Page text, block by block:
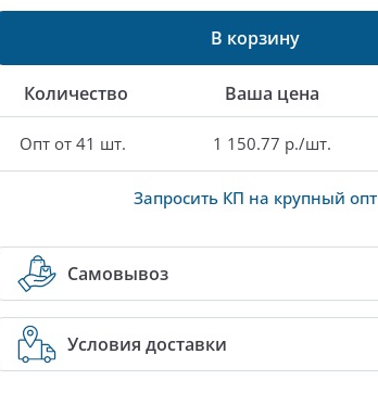
В корзину
Количество Ваша цена
Опт от 41 шт. 1 150.77 р./шт.
Запросить КП на крупный опт
Самовывоз
Условия доставки